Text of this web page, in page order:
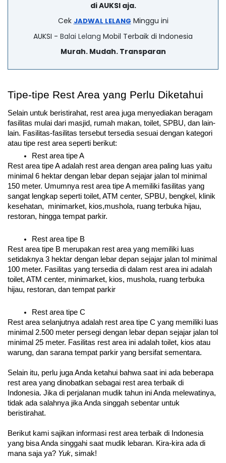
di AUKSI aja.
Cek JADWAL LELANG Minggu ini
AUKSI - Balai Lelang Mobil Terbaik di Indonesia
Murah. Mudah. Transparan
Tipe-tipe Rest Area yang Perlu Diketahui
Selain untuk beristirahat, rest area juga menyediakan beragam
fasilitas mulai dari masjid, rumah makan, toilet, SPBU, dan lain-
lain. Fasilitas-fasilitas tersebut tersedia sesuai dengan kategori
atau tipe rest area seperti berikut:
Rest area tipe A
Rest area tipe A adalah rest area dengan area paling luas yaitu
minimal 6 hektar dengan lebar depan sejajar jalan tol minimal
150 meter. Umumnya rest area tipe A memiliki fasilitas yang
sangat lengkap seperti toilet, ATM center, SPBU, bengkel, klinik
kesehatan,  minimarket, kios,mushola, ruang terbuka hijau,
restoran, hingga tempat parkir.
Rest area tipe B
Rest area tipe B merupakan rest area yang memiliki luas
setidaknya 3 hektar dengan lebar depan sejajar jalan tol minimal
100 meter. Fasilitas yang tersedia di dalam rest area ini adalah
toilet, ATM center, minimarket, kios, mushola, ruang terbuka
hijau, restoran, dan tempat parkir
Rest area tipe C
Rest area selanjutnya adalah rest area tipe C yang memiliki luas
minimal 2.500 meter persegi dengan lebar depan sejajar jalan tol
minimal 25 meter. Fasilitas rest area ini adalah toilet, kios atau
warung, dan sarana tempat parkir yang bersifat sementara.
Selain itu, perlu juga Anda ketahui bahwa saat ini ada beberapa
rest area yang dinobatkan sebagai rest area terbaik di
Indonesia. Jika di perjalanan mudik tahun ini Anda melewatinya,
tidak ada salahnya jika Anda singgah sebentar untuk
beristirahat.
Berikut kami sajikan informasi rest area terbaik di Indonesia
yang bisa Anda singgahi saat mudik lebaran. Kira-kira ada di
mana saja ya? Yuk, simak!